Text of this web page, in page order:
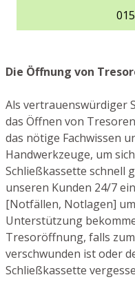
Die Öffnung von
Als vertrauenswürdiger
das Öffnen von
das nötige Fachwissen
Handwerkzeuge, um
Schließkassette schnell
unseren Kunden 24/7
[Notfällen, Notlagen]
Unterstützung
Tresoröffnung, falls
verschwunden ist oder
Schließkassette